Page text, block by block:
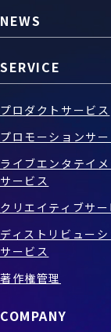
NEWS
SERVICE
プロダクトサービス
プロモーションサー
ライブエンタテイメ
サービス
クリエイティブサー
ディストリビューシ
サービス
著作権管理
COMPANY